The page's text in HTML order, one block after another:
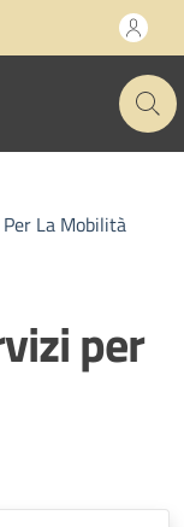
La Mobilità
per